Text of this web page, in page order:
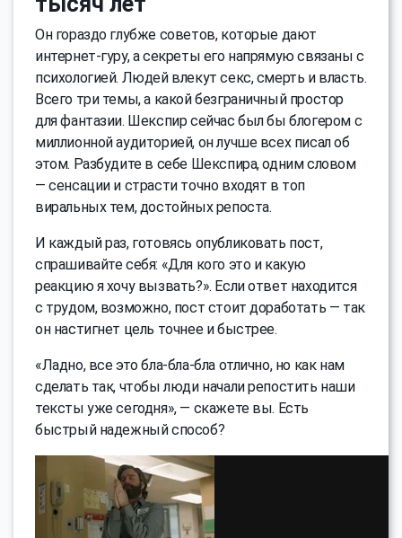
Он гораздо глубже советов, которые дают
интернет-гуру, а секреты его напрямую связаны с
психологией. Людей влекут секс, смерть и власть.
Всего три темы, а какой безграничный простор
для фантазии. Шекспир сейчас был бы блогером с
миллионной аудиторией, он лучше всех писал об
этом. Разбудите в себе Шекспира, одним словом
— сенсации и страсти точно входят в топ
виральных тем, достойных репоста.
И каждый раз, готовясь опубликовать пост,
спрашивайте себя: «Для кого это и какую
реакцию я хочу вызвать?». Если ответ находится
с трудом, возможно, пост стоит доработать — так
он настигнет цель точнее и быстрее.
«Ладно, все это бла-бла-бла отлично, но как нам
сделать так, чтобы люди начали репостить наши
тексты уже сегодня», — скажете вы. Есть
быстрый надежный способ?